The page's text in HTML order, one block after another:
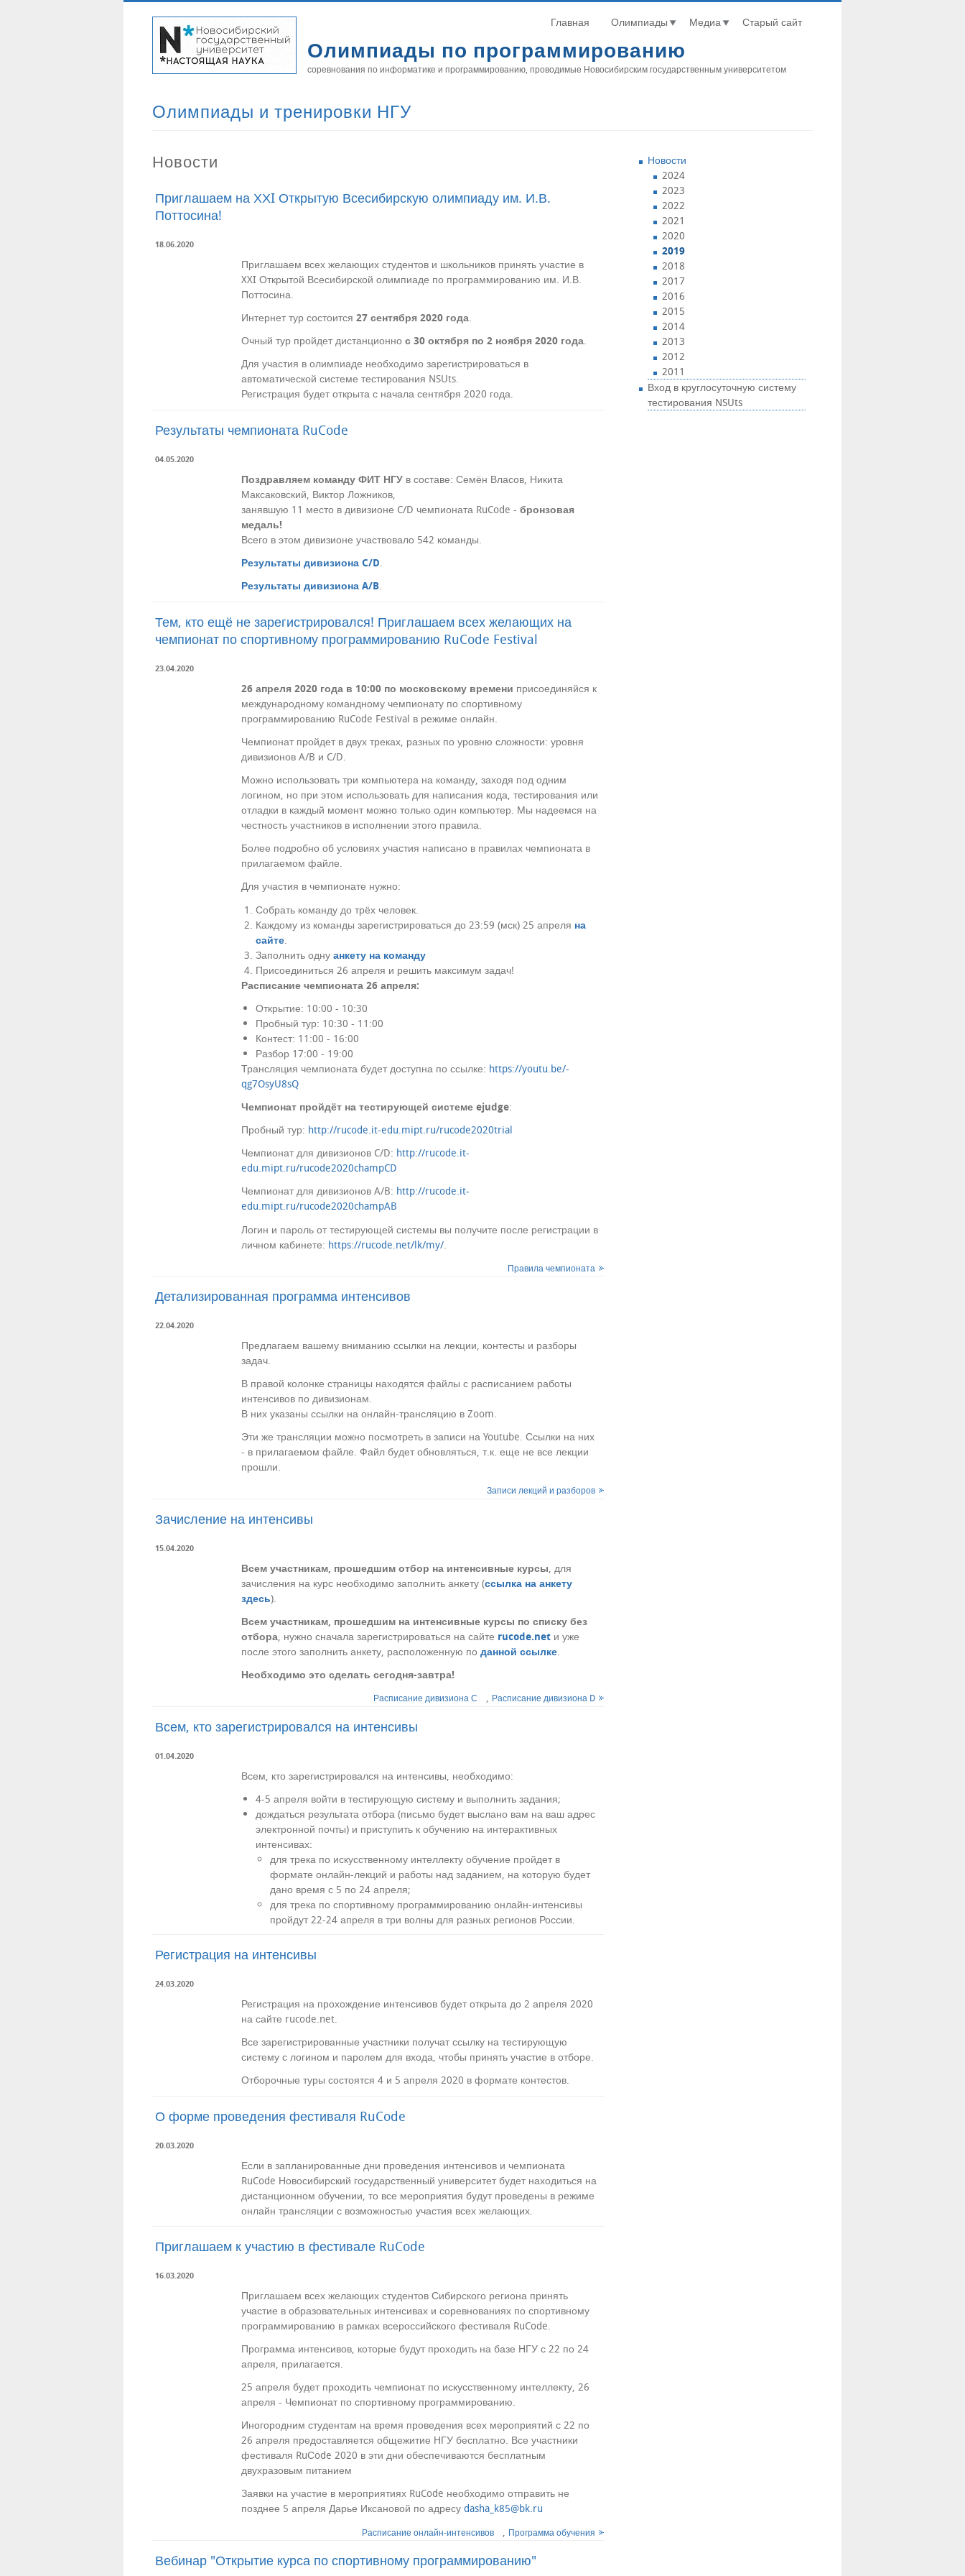
Олимпиады по программированию
соревнования по информатике и программированию, проводимые Новосибирским государственным университетом
Олимпиады и тренировки НГУ
Главная Олимпиады Медиа Старый сайт
Новости
Приглашаем на ХХI Открытую Всесибирскую олимпиаду им. И.В.
Поттосина!
18.06.2020
Приглашаем всех желающих студентов и школьников принять участие в
XXI Открытой Всесибирской олимпиаде по программированию им. И.В.
Поттосина.
Интернет тур состоится 27 сентября 2020 года
Очный тур пройдет дистанционно с 30 октября по 2 ноября 2020 года.
Для участия в олимпиаде необходимо зарегистрироваться в
автоматической системе тестирования NSUts.
Регистрация будет открыта с начала сентября 2020 года.
Результаты чемпионата RuCode
04.05.2020
Поздравляем команду ФИТ НГУ в составе: Семён Власов, Никита
Максаковский, Виктор Ложников,
занявшую 11 место в дивизионе C/D чемпионата RuCode - бронзовая
медаль!
Всего в этом дивизионе участвовало 542 команды.
Результаты дивизиона C/D
Результаты дивизиона A/B.
Тем, кто ещё не зарегистрировался! Приглашаем всех желающих на
чемпионат по спортивному программированию RuCode Festival
23.04.2020
26 апреля 2020 года в 10:00 по московскому времени присоединяйся к
международному командному чемпионату по спортивному
программированию RuCode Festival в режиме онлайн.
Чемпионат пройдет в двух треках, разных по уровню сложности: уровня
дивизионов A/B и C/D.
Можно использовать три компьютера на команду, заходя под одним
логином, но при этом использовать для написания кода, тестирования или
отладки в каждый момент можно только один компьютер. Мы надеемся на
честность участников в исполнении этого правила.
Более подробно об условиях участия написано в правилах чемпионата в
прилагаемом файле.
Для участия в чемпионате нужно:
Собрать команду до трёх человек.
Каждому из команды зарегистрироваться до 23:59 (мск) 25 апреля на
сайте
Заполнить одну анкету на команду
Присоединиться 26 апреля и решить максимум задач!
Расписание чемпионата 26 апреля:
Открытие: 10:00 - 10:30
Пробный тур: 10:30 - 11:00
Контест: 11:00 - 16:00
Разбор 17:00 - 19:00
Трансляция чемпионата будет доступна по ссылке: https://youtu.be/-
qg7OsyU8sQ
Чемпионат пройдёт на тестирующей системе ejudge:
Пробный тур: http://rucode.it-edu.mipt.ru/rucode2020trial
Чемпионат для дивизионов C/D: http://rucode.it-
edu.mipt.ru/rucode2020champCD
Чемпионат для дивизионов A/B: http://rucode.it-
edu.mipt.ru/rucode2020champAB
Логин и пароль от тестирующей системы вы получите после регистрации в
личном кабинете: https://rucode.net/lk/my/
Правила чемпионата
Детализированная программа интенсивов
22.04.2020
Предлагаем вашему вниманию ссылки на лекции, контесты и разборы
задач.
В правой колонке страницы находятся файлы с расписанием работы
интенсивов по дивизионам.
В них указаны ссылки на онлайн-трансляцию в Zoom.
Эти же трансляции можно посмотреть в записи на Youtube. Ссылки на них
- в прилагаемом файле. Файл будет обновляться, т.к. еще не все лекции
прошли.
Записи лекций и разборов
Зачисление на интенсивы
15.04.2020
Всем участникам, прошедшим отбор на интенсивные курсы , для
зачисления на курс необходимо заполнить анкету (ссылка на анкету
здесь).
Всем участникам, прошедшим на интенсивные курсы по списку без
отбора , нужно сначала зарегистрироваться на сайте rucode.net и уже
после этого заполнить анкету, расположенную по данной ссылке
Необходимо это сделать сегодня-завтра!
Расписание дивизиона С , Расписание дивизиона D
Всем, кто зарегистрировался на интенсивы
01.04.2020
Всем, кто зарегистрировался на интенсивы, необходимо:
4-5 апреля войти в тестирующую систему и выполнить задания;
дождаться результата отбора (письмо будет выслано вам на ваш адрес
электронной почты) и приступить к обучению на интерактивных
интенсивах:
для трека по искусственному интеллекту обучение пройдет в
формате онлайн-лекций и работы над заданием, на которую будет
дано время с 5 по 24 апреля;
для трека по спортивному программированию онлайн-интенсивы
пройдут 22-24 апреля в три волны для разных регионов России.
Регистрация на интенсивы
24.03.2020
Регистрация на прохождение интенсивов будет открыта до 2 апреля 2020
на сайте rucode.net.
Все зарегистрированные участники получат ссылку на тестирующую
систему с логином и паролем для входа, чтобы принять участие в отборе.
Отборочные туры состоятся 4 и 5 апреля 2020 в формате контестов.
О форме проведения фестиваля RuCode
20.03.2020
Если в запланированные дни проведения интенсивов и чемпионата
RuCode Новосибирский государственный университет будет находиться на
дистанционном обучении, то все мероприятия будут проведены в режиме
онлайн трансляции с возможностью участия всех желающих.
Приглашаем к участию в фестивале RuCode
16.03.2020
Приглашаем всех желающих студентов Сибирского региона принять
участие в образовательных интенсивах и соревнованиях по спортивному
программированию в рамках всероссийского фестиваля RuCode.
Программа интенсивов, которые будут проходить на базе НГУ с 22 по 24
апреля, прилагается.
25 апреля будет проходить чемпионат по искусственному интеллекту, 26
апреля - Чемпионат по спортивному программированию.
Иногородним студентам на время проведения всех мероприятий с 22 по
26 апреля предоставляется общежитие НГУ бесплатно. Все участники
фестиваля RuСode 2020 в эти дни обеспечиваются бесплатным
двухразовым питанием
Заявки на участие в мероприятиях RuCode необходимо отправить не
позднее 5 апреля Дарье Иксановой по адресу dasha_k85@bk.ru
Расписание онлайн-интенсивов Программа обучения
Вебинар "Открытие курса по спортивному программированию"
Новости
2024
2023
2022
2021
2020
2019
2018
2017
2016
2015
2014
2013
2012
2011
Вход в круглосуточную систему
тестирования NSUts